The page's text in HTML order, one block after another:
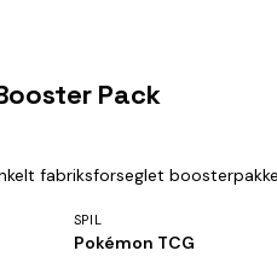
Pack
fabriksforseglet
SPIL
Pokémon TCG